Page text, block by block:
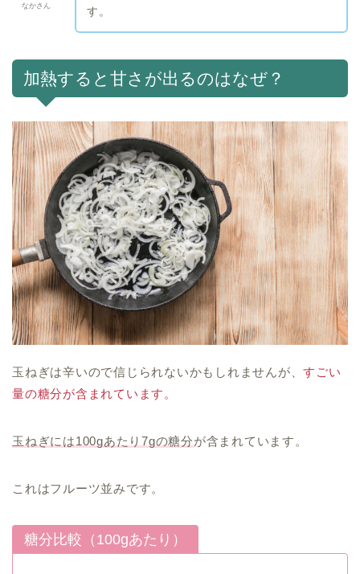
なかさん
す。
加熱すると甘さが出るのはなぜ？
玉ねぎは辛いので信じられないかもしれませんが、すごい
量の糖分が含まれています。
玉ねぎには100gあたり7gの糖分が含まれています。
これはフルーツ並みです。
糖分比較（100gあたり）